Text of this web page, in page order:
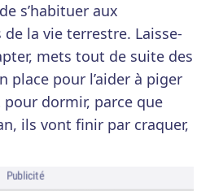
s’habituer aux
la vie terrestre. Laisse-
mets tout de suite des
place pour l’aider à piger
pour dormir, parce que
ils vont finir par craquer,
Publicité